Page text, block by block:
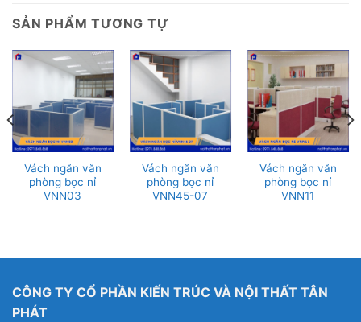
SẢN PHẨM TƯƠNG TỰ
Vách ngăn văn
phòng bọc nỉ
VNN03
Vách ngăn văn
phòng bọc nỉ
VNN45-07
Vách ngăn văn
phòng bọc nỉ
VNN11
CÔNG TY CỔ PHẦN KIẾN TRÚC VÀ NỘI THẤT TÂN
PHÁT